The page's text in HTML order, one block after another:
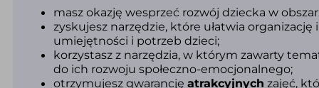
masz okazję wesprzeć rozwój dziecka w
zyskujesz narzędzie, które ułatwia
umiejętności i potrzebdzieci;
korzystasz z narzędzia,w którym zawarty
do ich rozwoju społeczno-emocjonalnego;
otrzymujesz gwarancjęatrakcyjnych zajęć,